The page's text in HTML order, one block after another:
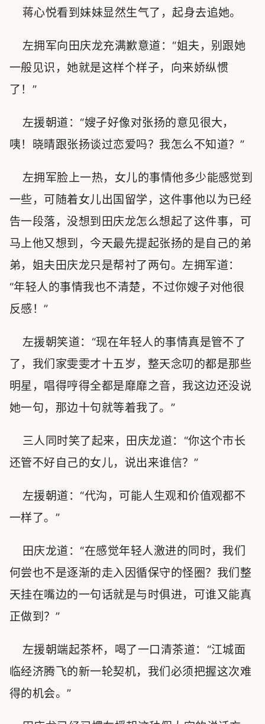
蒋心悦看到妹妹显然生气了，起身去追她。
左拥军向田庆龙充满歉意道：“姐夫，别跟她
一般见识，她就是这样个样子，向来娇纵惯
了！”
左援朝道：“嫂子好像对张扬的意见很大，
咦！晓晴跟张扬谈过恋爱吗？我怎么不知道？”
左拥军脸上一热，女儿的事情他多少能感觉到
一些，可随着女儿出国留学，这件事他以为已经
告一段落，没想到田庆龙怎么想起了这件事，可
马上他又想到，今天最先提起张扬的是自己的弟
弟，姐夫田庆龙只是帮衬了两句。左拥军道：
“年轻人的事情我也不清楚，不过你嫂子对他很
反感！”
左援朝笑道：“现在年轻人的事情真是管不了
了，我们家雯雯才十五岁，整天念叨的都是那些
明星，唱得哼得全都是靡靡之音，我这边还没说
她一句，那边十句就等着我了。”
三人同时笑了起来，田庆龙道：“你这个市长
还管不好自己的女儿，说出来谁信？”
左援朝道：“代沟，可能人生观和价值观都不
一样了。”
田庆龙道：“在感觉年轻人激进的同时，我们
何尝也不是逐渐的走入因循保守的怪圈？我们整
天挂在嘴边的一句话就是与时俱进，可谁又能真
正做到？”
左援朝端起茶杯，喝了一口清茶道：“江城面
临经济腾飞的新一轮契机，我们必须把握这次难
得的机会。”